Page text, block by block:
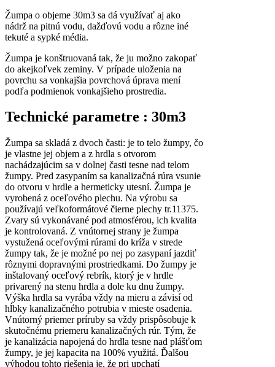
Žumpa o objeme 30m3 sa dá využívať aj ako
nádrž na pitnú vodu, dažďovú vodu a rôzne iné
tekuté a sypké média.
Žumpa je konštruovaná tak, že ju možno zakopať
do akejkoľvek zeminy. V prípade uloženia na
povrchu sa vonkajšia povrchová úprava mení
podľa podmienok vonkajšieho prostredia.
Technické parametre : 30m3
Žumpa sa skladá z dvoch časti: je to telo žumpy, čo
je vlastne jej objem a z hrdla s otvorom
nachádzajúcim sa v dolnej časti tesne nad telom
žumpy. Pred zasypaním sa kanalizačná rúra vsunie
do otvoru v hrdle a hermeticky utesní. Žumpa je
vyrobená z oceľového plechu. Na výrobu sa
používajú veľkoformátové čierne plechy tr.11375.
Zvary sú vykonávané pod atmosférou, ich kvalita
je kontrolovaná. Z vnútornej strany je žumpa
vystužená oceľovými rúrami do kríža v strede
žumpy tak, že je možné po nej po zasypaní jazdiť
rôznymi dopravnými prostriedkami. Do žumpy je
inštalovaný oceľový rebrík, ktorý je v hrdle
privarený na stenu hrdla a dole ku dnu žumpy.
Výška hrdla sa vyrába vždy na mieru a závisí od
hĺbky kanalizačného potrubia v mieste osadenia.
Vnútorný priemer príruby sa vždy prispôsobuje k
skutočnému priemeru kanalizačných rúr. Tým, že
je kanalizácia napojená do hrdla tesne nad plášťom
žumpy, je jej kapacita na 100% využitá. Ďalšou
výhodou tohto riešenia je, že pri upchatí